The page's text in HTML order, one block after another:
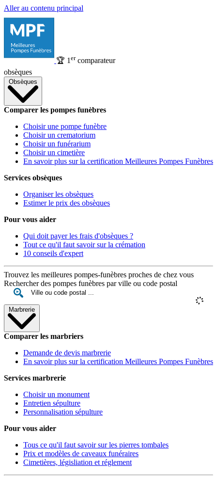
Aller au contenu principal
🏆 1 ercomparateur
obsèques
Obsèques
Comparer les pompes funèbres
Choisir une pompe funèbre
Choisir un crematorium
Choisir un funérarium
Choisir un cimetière
En savoir plus sur la certification Meilleures Pompes Funèbres
Services obsèques
Organiser les obsèques
Estimer le prix des obsèques
Pour vous aider
Qui doit payer les frais d'obsèques ?
Tout ce qu'il faut savoir sur la crémation
10 conseils d'expert
Trouvez les meilleures pompes-funèbres proches de chez vous
Rechercher des pompes funèbres par ville ou code postal
Marbrerie
Comparer les marbriers
Demande de devis marbrerie
En savoir plus sur la certification Meilleures Pompes Funèbres
Services marbrerie
Choisir un monument
Entretien sépulture
Personnalisation sépulture
Pour vous aider
Tous ce qu'il faut savoir sur les pierres tombales
Prix et modèles de caveaux funéraires
Cimetières, législiation et réglement